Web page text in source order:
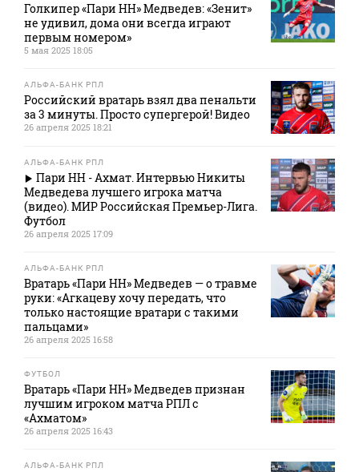
Голкипер «Пари НН» Медведев: «Зенит»
не удивил, дома они всегда играют
первым номером»
5 мая 2025 18:05
АЛЬФА-БАНК РПЛ
Российский вратарь взял два пенальти
за 3 минуты. Просто супергерой! Видео
26 апреля 2025 18:21
АЛЬФА-БАНК РПЛ
Пари НН - Ахмат. Интервью Никиты
Медведева лучшего игрока матча
(видео). МИР Российская Премьер-Лига.
Футбол
26 апреля 2025 17:09
АЛЬФА-БАНК РПЛ
Вратарь «Пари НН» Медведев — о травме
руки: «Агкацеву хочу передать, что
только настоящие вратари с такими
пальцами»
26 апреля 2025 16:58
ФУТБОЛ
Вратарь «Пари НН» Медведев признан
лучшим игроком матча РПЛ с
«Ахматом»
26 апреля 2025 16:43
АЛЬФА-БАНК РПЛ